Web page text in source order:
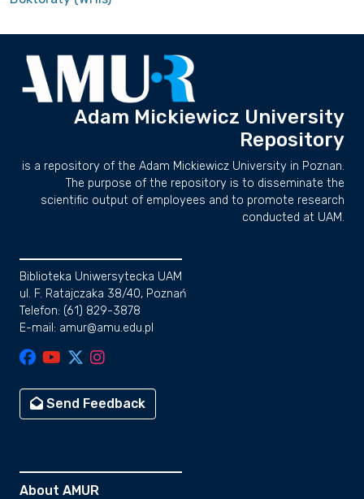
Adam Mickiewicz University
Repository
is a repository of the Adam Mickiewicz University in Poznan.
The purpose of the repository is to disseminate the
scientific output of employees and to promote research
conducted at UAM.
Biblioteka Uniwersytecka UAM
ul. F. Ratajczaka 38/40, Poznań
Telefon: (61) 829-3878
E-mail: amur@amu.edu.pl
Send Feedback
About AMUR